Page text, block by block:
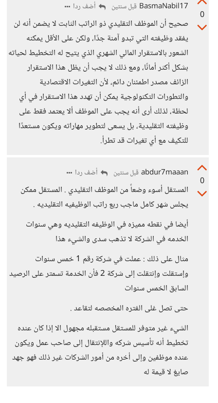
0
BasmaNabil17 قبل سنتين أضف ردا
صحيح أن الموظف التقليدي ذو الراتب الثابت لا يضمن أنه لن
يفقد وظيفته التي تبدو آمنة جدًا، ولكن على الأقل يمكنه
الشعور بالاستقرار المالي الشهري الذي يتيح له التخطيط لحياته
بشكل أكثر أمانًا، ومع ذلك لا يجب أن يظل هذا الاستقرار
الزائف مصدر اطمئنان دائم، لأن التغيرات الاقتصادية
والتطورات التكنولوجية يمكن أن تهدد هذا الاستقرار في أي
لحظة، لذلك أرى أنه يجب على الموظف ألا يعتمد فقط على
وظيفته التقليدية، بل يسعى لتطوير مهاراته ويكون مستعدًا
للتكيف مع أي تغيرات قد تطرأ.
0
abdur7maaan قبل سنتين أضف ردا
المستقل أسوء وضعاً من الموظف التقليدي . المستقل ممكن
يجلس شهر كامل ماجب ربع راتب الوظيفيه التقليديه .
أيضا في نقطه مميزه في الوظيفه التقليديه وهي سنوات
الخدمه في الشركة لا تذهب سدى والشيء هذا
مثال على ذلك : عملت في شركة رقم 1 خمس سنوات
وإستقلت وإنتقلت إلى شركة 2 فأن الخدمة تسمتر على الرصيد
السابق الخمس سنوات
حتى تصل غلى الفتره المخصصه لتقاعد .
الشيء غير متوفر للمستقل مستقبله مجهول الا إذا كان عنده
تخطيط أنه تأسيس شركه واللإنتقال إلى صاحب عمل ويكون
عنده موظفين وإلى أخره من أمور الشركات غير ذلك فهو جهد
صايغ لا قيمة له